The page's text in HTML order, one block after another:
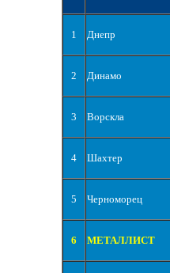
1 Днепр
2 Динамо
3 Ворскла
4 Шахтер
5 Черноморец
6 МЕТАЛЛИСТ